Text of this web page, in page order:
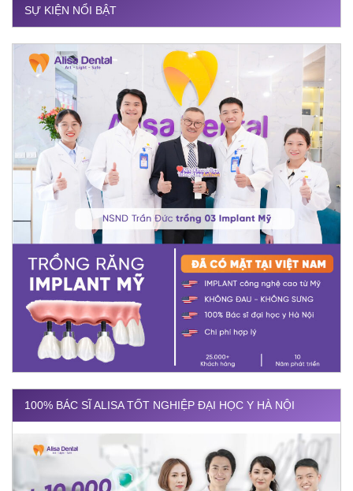
SỰ KIỆN NỔI BẬT
100% BÁC SĨ ALISA TỐT NGHIỆP ĐẠI HỌC Y HÀ NỘI